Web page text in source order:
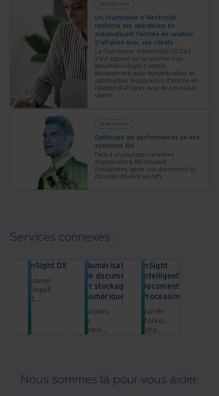
Réussites client
Un fournisseur d'électricité
renforce ses opérations en
automatisant l'entrée en relation
d'affaires avec ses clients
Le fournisseur d'électricité UEDAS
s'est appuyé sur la solution Iron
Mountain InSight Content
Management pour dématérialiser et
automatiser le processus d'entrée en
relation d'affaires avec de nouveaux
clients
Guides solution
Optimisez les performances de vos
systèmes RH
Face à un paysage complexe
d'applications RH souvent
cloisonnées, gérer vos documents et
données devient un défi.
Services connexes :
InSight DXP
Gouvernez,
simplifiez
et
grâce à
sécurisée
Numérisation
de documents
et stockage
numérique
Accomplissez
la
transformation
et
centralisez
InSight
Intelligent
Document
Processing
Numérisez,
stockez,
automatisez
de vos
données
Nous sommes là pour vous aider.